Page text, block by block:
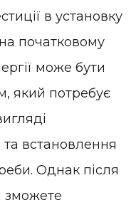
в установку
початковому
може бути
який потребує
та встановлення
Однак після
зможете